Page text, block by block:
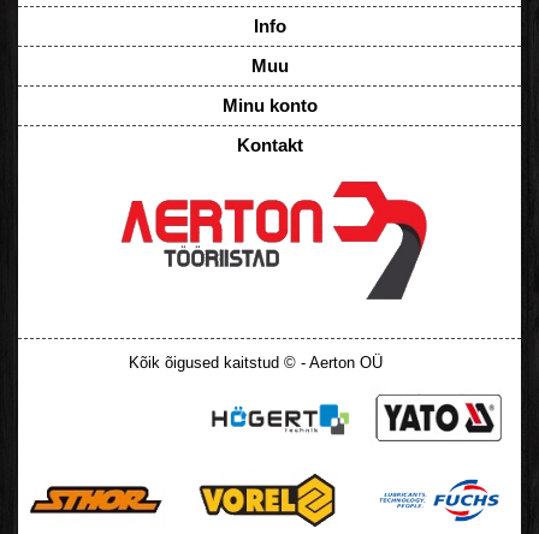
Info
Muu
Minu konto
Kontakt
Kõik õigused kaitstud © - Aerton OÜ